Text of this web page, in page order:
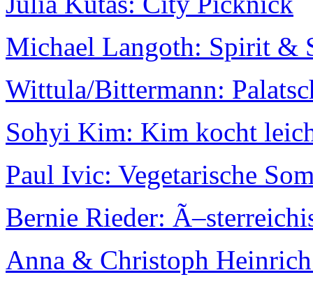
Michael Langoth: Spirit &
Wittula/Bittermann:
Sohyi Kim: Kim kocht
Paul Ivic: Vegetarische
Bernie Rieder:
Anna & Christoph